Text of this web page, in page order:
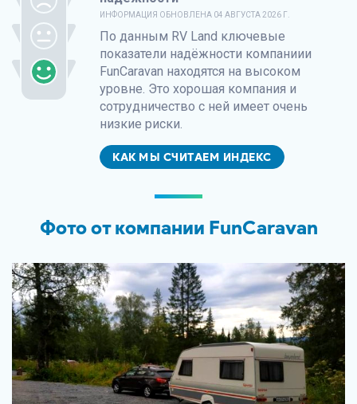
ИНФОРМАЦИЯ ОБНОВЛЕНА 04 АВГУСТА 2026 Г.
По данным RV Land ключевые
показатели надёжности компаниии
FunCaravan находятся на высоком
уровне. Это хорошая компания и
сотрудничество с ней имеет очень
низкие риски.
КАК МЫ СЧИТАЕМ ИНДЕКС
Фото от компании FunCaravan